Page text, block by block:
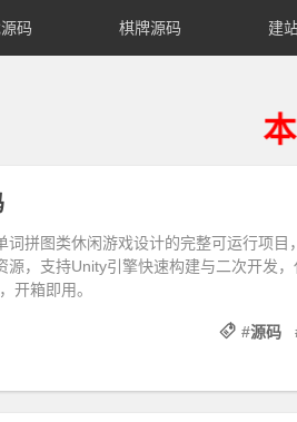
码 棋牌源码 建
本站不
词拼图类休闲游戏设计的完整可运行项目
，支持Unity引擎快速构建与二次开发，
开箱即用。
#源码